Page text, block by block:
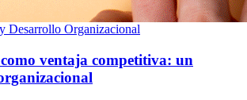
Desarrollo Organizacional
ventaja competitiva: un